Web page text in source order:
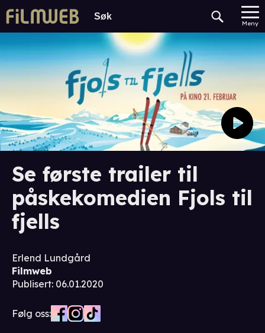
Meny
Se første trailer til
påskekomedien Fjols til
fjells
Erlend Lundgård
Filmweb
Publisert: 06.01.2020
Følg oss: